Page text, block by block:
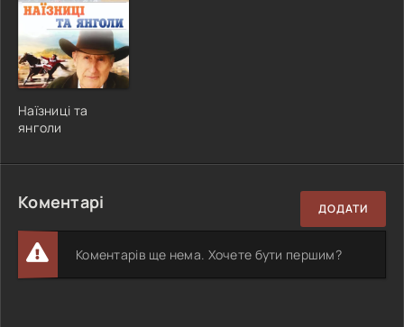
Наїзниці та
янголи
Коментарі ДОДАТИ
Коментарів ще нема. Хочете бути першим?